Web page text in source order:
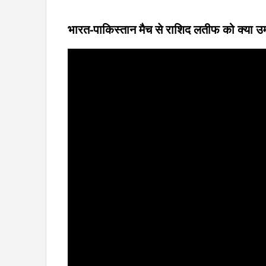
भारत-पाकिस्तान मैच से राशिद लतीफ को क्या